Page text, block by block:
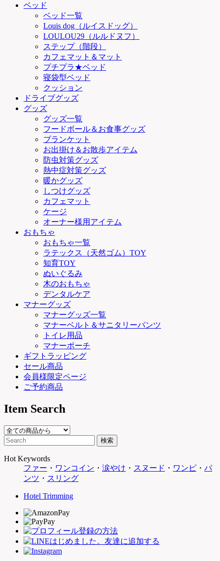
ベッド
ベッド一覧
Louis dog（ルイスドッグ）
LOULOU29（ルルドヌフ）
ステップ（階段）
カフェマット＆マット
プチプラ★ベッド
寝袋型ベッド
クッション
ドライブグッズ
グッズ
グッズ一覧
フードボール＆お食事グッズ
ブランケット
お出掛け＆お散歩アイテム
防虫対策グッズ
熱中症対策グッズ
暖かグッズ
しつけグッズ
カフェマット
ケージ
オーナー様用アイテム
おもちゃ
おもちゃ一覧
ラテックス（天然ゴム）TOY
知育TOY
ぬいぐるみ
木のおもちゃ
デンタルケア
マナーグッズ
マナーグッズ一覧
マナーベルト＆サニタリーパンツ
トイレ用品
マナーポーチ
ギフトラッピング
セール商品
会員様限定ページ
ご予約商品
Item Search
Hot Keywords
ファー ・ ワンコイン ・ 涙やけ ・ スヌード ・ ワンピ ・ パ
ンツ ・ スリング
Hotel Trimming